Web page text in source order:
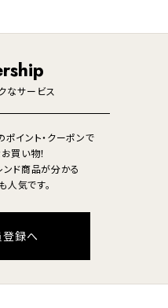
生活家電
なサービス
ポイント・クーポンで
買い物！
ンド商品が分かる
人気です。
登録へ